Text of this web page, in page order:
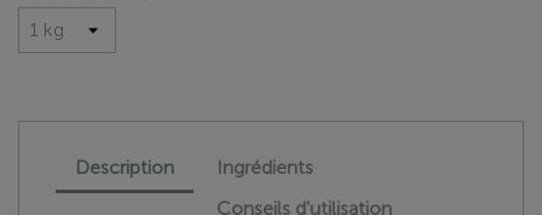
Description
Ingrédients
Conseils d'utilisation